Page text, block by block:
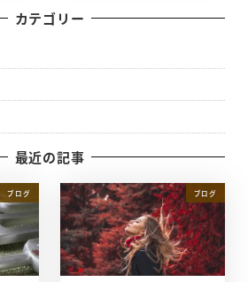
カテゴリー
最近の記事
ブログ ブログ